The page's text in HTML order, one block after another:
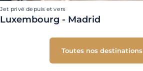
Jet privé depuis et vers
Luxembourg - Madrid
Toutes nos destinations